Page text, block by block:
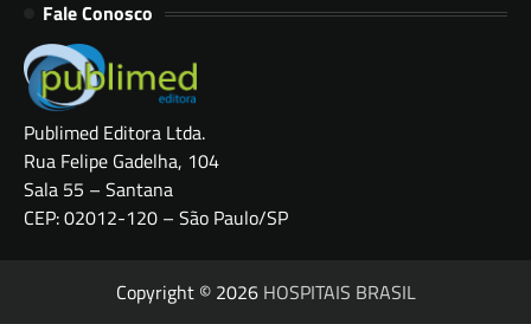
Fale Conosco
Publimed Editora Ltda.
Rua Felipe Gadelha, 104
Sala 55 – Santana
CEP: 02012-120 – São Paulo/SP
Copyright © 2026 HOSPITAIS BRASIL